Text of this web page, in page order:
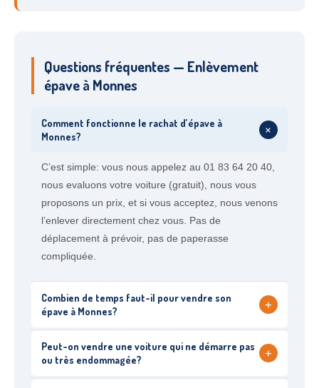
Questions fréquentes — Enlèvement
épave à Monnes
Comment fonctionne le rachat d’épave à
Monnes?
+
C’est simple: vous nous appelez au 01 83 64 20 40,
nous evaluons votre voiture (gratuit), nous vous
proposons un prix, et si vous acceptez, nous venons
l’enlever directement chez vous. Pas de
déplacement à prévoir, pas de paperasse
compliquée.
Combien de temps faut-il pour vendre son
épave à Monnes?
+
Peut-on vendre une voiture qui ne démarre pas
ou très endommagée?
+